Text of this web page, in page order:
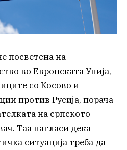
посветена на
во Европската Унија,
со Косово и
против Русија, порача
на српското
Таа нагласи дека
ситуација треба да